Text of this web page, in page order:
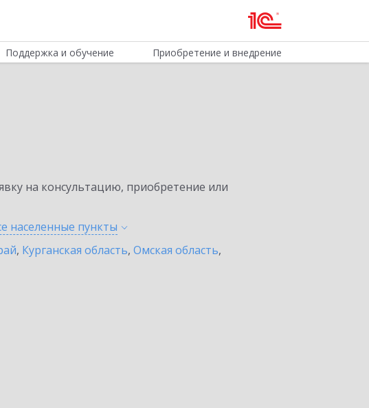
Поддержка и обучение Приобретение и внедрение
на консультацию, приобретение или
населенные пункты
, Курганская область, Омская область,